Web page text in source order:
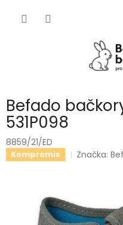
Befado
531P098
8859/21/ED
Kompromis Značka: